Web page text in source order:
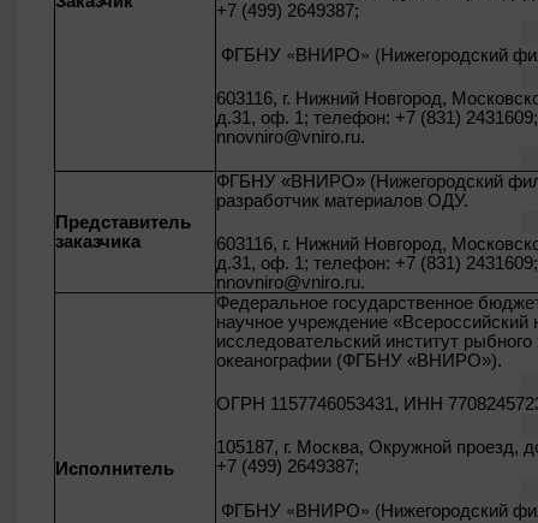
+7 (499) 2649387;
ФГБНУ «ВНИРО» (Нижегородский
603116, г. Нижний Новгород,
д.31, оф. 1; телефон: +7 (831)
nnovniro@vniro.ru.
Представитель
заказчика
ФГБНУ «ВНИРО» (Нижегородский
разработчик материалов ОДУ.
603116, г. Нижний Новгород,
д.31, оф. 1; телефон: +7 (831)
nnovniro@vniro.ru.
Исполнитель
Федеральное государственное
научное учреждение «Всероссийский
исследовательский институт рыбного
океанографии (ФГБНУ «ВНИРО»).
ОГРН 1157746053431, ИНН
105187, г. Москва, Окружной проезд,
+7 (499) 2649387;
ФГБНУ «ВНИРО» (Нижегородский